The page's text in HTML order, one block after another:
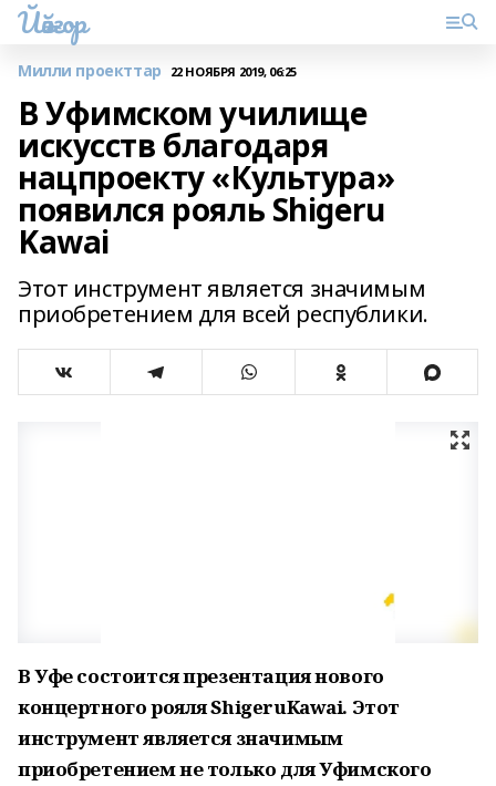
Йәйғор
Милли проекттар 22 НОЯБРЯ 2019, 06:25
В Уфимском училище
искусств благодаря
нацпроекту «Культура»
появился рояль Shigeru
Kawai
Этот инструмент является значимым
приобретением для всей республики.
В Уфе состоится презентация нового
концертного рояля ShigeruKawai. Этот
инструмент является значимым
приобретением не только для Уфимского